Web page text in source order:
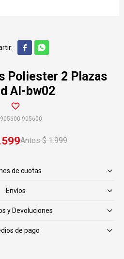
 
Poliester 2 Plazas
Al-bw02
905600-905600
$ 1.999
de cuotas
Envíos
y Devoluciones
de pago